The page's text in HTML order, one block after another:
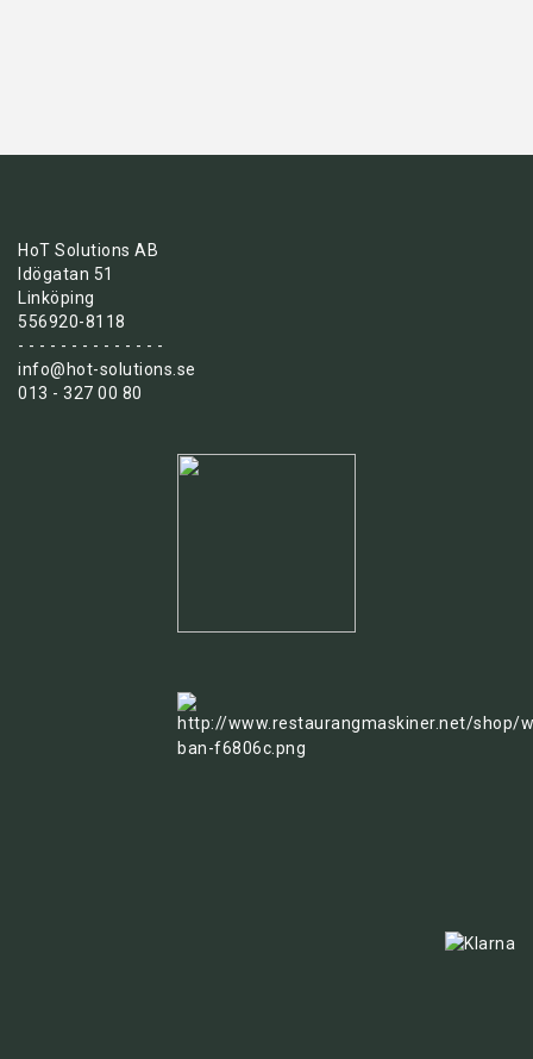
HoT Solutions AB
Idögatan 51
Linköping
556920-8118
- - - - - - - - - - - - - -
info@hot-solutions.se
013 - 327 00 80